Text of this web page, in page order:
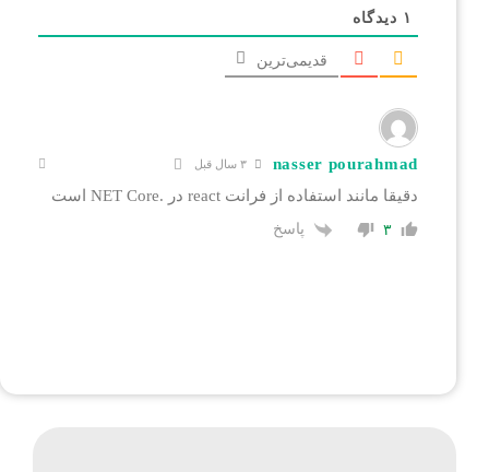
۱ دیدگاه
قدیمی‌ترین
nasser pourahmad ۳ سال قبل
دقیقا مانند استفاده از فرانت react در .NET Core است
۳ پاسخ